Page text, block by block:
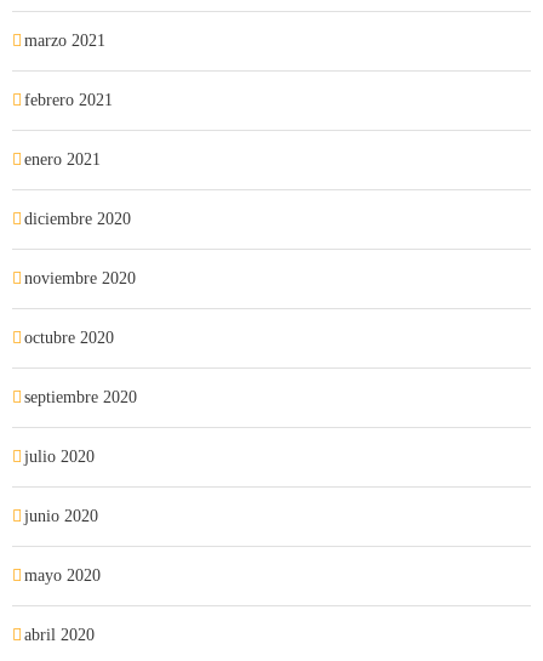
marzo 2021
febrero 2021
enero 2021
diciembre 2020
noviembre 2020
octubre 2020
septiembre 2020
julio 2020
junio 2020
mayo 2020
abril 2020